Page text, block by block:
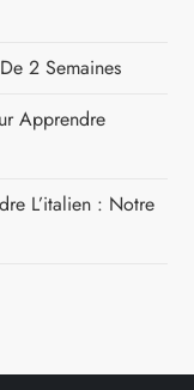
2 Semaines
Apprendre
L’italien : Notre